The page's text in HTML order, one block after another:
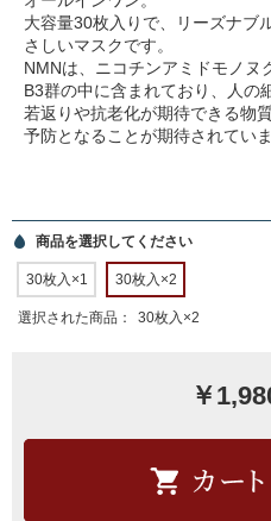
大容量30枚入りで、リーズナブ
さしいマスクです。
NMNは、ニコチンアミドモノヌ
B3群の中に含まれており、人の
若返りや抗老化が期待できる物
予防となることが期待されていま
商品を選択してください
30枚入×1 30枚入×2
選択された商品： 30枚入×2
￥